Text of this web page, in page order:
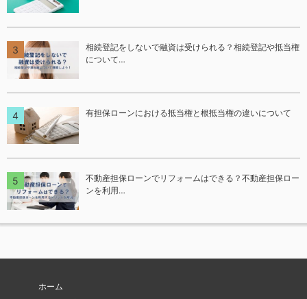
相続登記をしないで融資は受けられる？相続登記や抵当権
について…
有担保ローンにおける抵当権と根抵当権の違いについて
不動産担保ローンでリフォームはできる？不動産担保ロー
ンを利用…
ホーム